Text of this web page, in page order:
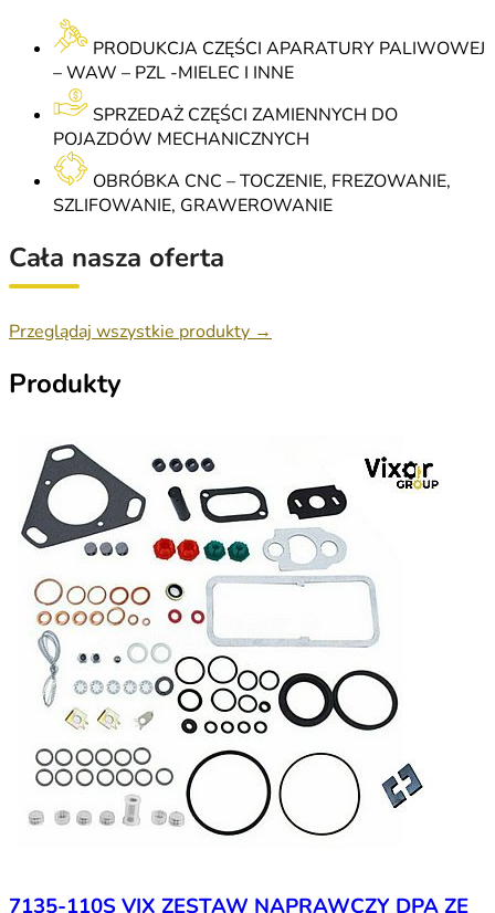
PRODUKCJA CZĘŚCI APARATURY PALIWOWEJ
– WAW – PZL -MIELEC I INNE
SPRZEDAŻ CZĘŚCI ZAMIENNYCH DO
POJAZDÓW MECHANICZNYCH
OBRÓBKA CNC – TOCZENIE, FREZOWANIE,
SZLIFOWANIE, GRAWEROWANIE
Cała nasza oferta
Przeglądaj wszystkie produkty →
Produkty
7135-110S VIX ZESTAW NAPRAWCZY DPA ZE